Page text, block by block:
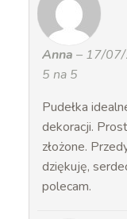
Anna – 17/
5 na 5
Pudełka
dekoracji.
złożone.
dziękuję,
polecam.